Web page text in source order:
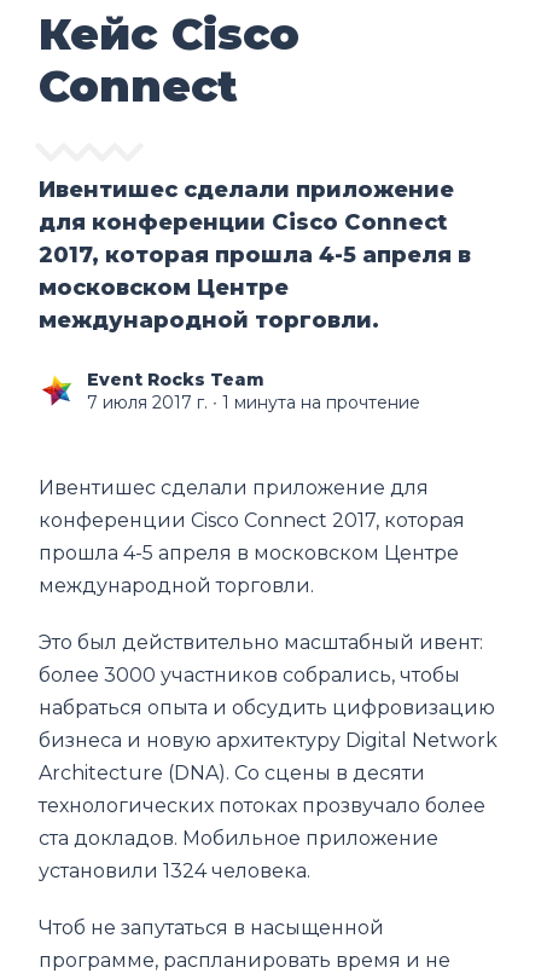
Кейс Cisco
Connect
Ивентишес сделали приложение
для конференции Cisco Connect
2017, которая прошла 4-5 апреля в
московском Центре
международной торговли.
Event Rocks Team
7 июля 2017 г. ∙ 1 минута на прочтение
Ивентишес сделали приложение для
конференции Cisco Connect 2017, которая
прошла 4-5 апреля в московском Центре
международной торговли.
Это был действительно масштабный ивент:
более 3000 участников собрались, чтобы
набраться опыта и обсудить цифровизацию
бизнеса и новую архитектуру Digital Network
Architecture (DNA). Со сцены в десяти
технологических потоках прозвучало более
ста докладов. Мобильное приложение
установили 1324 человека.
Чтоб не запутаться в насыщенной
программе, распланировать время и не